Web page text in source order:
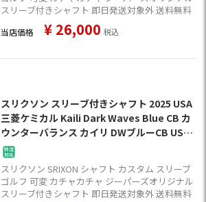
スリーブ付きシャフト 即日発送対象外 送料無料
当店価格 ¥ 26,000 税込
スリクソン スリーブ付きシャフト 2025 USA
三菱ケミカル Kaili Dark Waves Blue CB カ
ウンターバランス カイリ DWブルーCB USA
直輸入品 USモデル ゴルフ シャフト (XXIO-e
ks-／ZX7,5／Z785／Z765／Z565)
スリクソン SRIXON シャフト カスタム スリーブ
ゴルフ 可変 カチャカチャ ジーパーズオリジナル
スリーブ付きシャフト 即日発送対象外 送料無料